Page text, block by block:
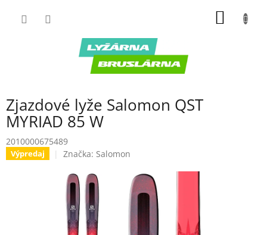
Zjazdové lyže Salomon QST
MYRIAD 85 W
2010000675489
Výpredaj Značka: Salomon